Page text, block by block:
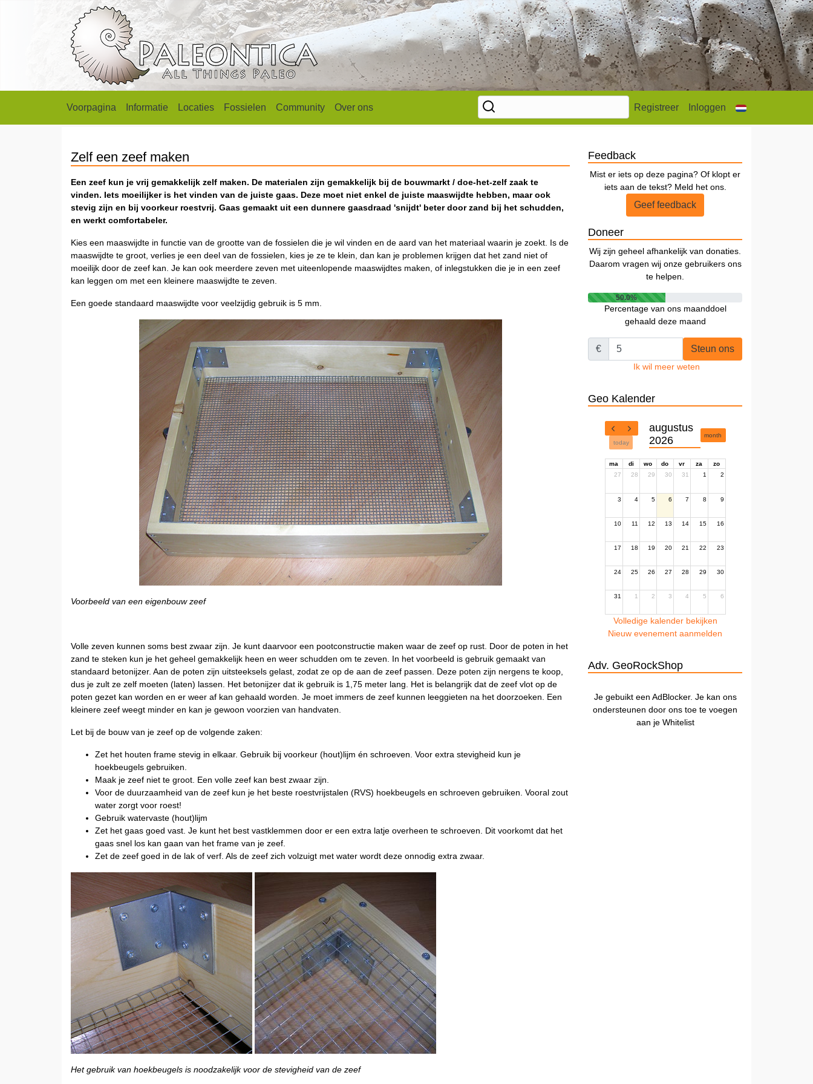
Voorpagina Informatie Locaties Fossielen Community Over ons Registreer Inloggen
Zelf een zeef maken
Een zeef kun je vrij gemakkelijk zelf maken. De materialen zijn gemakkelijk bij de bouwmarkt / doe-het-zelf zaak te
vinden. Iets moeilijker is het vinden van de juiste gaas. Deze moet niet enkel de juiste maaswijdte hebben, maar ook
stevig zijn en bij voorkeur roestvrij. Gaas gemaakt uit een dunnere gaasdraad 'snijdt' beter door zand bij het schudden,
en werkt comfortabeler.
Kies een maaswijdte in functie van de grootte van de fossielen die je wil vinden en de aard van het materiaal waarin je zoekt. Is de
maaswijdte te groot, verlies je een deel van de fossielen, kies je ze te klein, dan kan je problemen krijgen dat het zand niet of
moeilijk door de zeef kan. Je kan ook meerdere zeven met uiteenlopende maaswijdtes maken, of inlegstukken die je in een zeef
kan leggen om met een kleinere maaswijdte te zeven.
Een goede standaard maaswijdte voor veelzijdig gebruik is 5 mm.
Voorbeeld van een eigenbouw zeef
Volle zeven kunnen soms best zwaar zijn. Je kunt daarvoor een pootconstructie maken waar de zeef op rust. Door de poten in het
zand te steken kun je het geheel gemakkelijk heen en weer schudden om te zeven. In het voorbeeld is gebruik gemaakt van
standaard betonijzer. Aan de poten zijn uitsteeksels gelast, zodat ze op de aan de zeef passen. Deze poten zijn nergens te koop,
dus je zult ze zelf moeten (laten) lassen. Het betonijzer dat ik gebruik is 1,75 meter lang. Het is belangrijk dat de zeef vlot op de
poten gezet kan worden en er weer af kan gehaald worden. Je moet immers de zeef kunnen leeggieten na het doorzoeken. Een
kleinere zeef weegt minder en kan je gewoon voorzien van handvaten.
Let bij de bouw van je zeef op de volgende zaken:
Zet het houten frame stevig in elkaar. Gebruik bij voorkeur (hout)lijm én schroeven. Voor extra stevigheid kun je
hoekbeugels gebruiken.
Maak je zeef niet te groot. Een volle zeef kan best zwaar zijn.
Voor de duurzaamheid van de zeef kun je het beste roestvrijstalen (RVS) hoekbeugels en schroeven gebruiken. Vooral zout
water zorgt voor roest!
Gebruik watervaste (hout)lijm
Zet het gaas goed vast. Je kunt het best vastklemmen door er een extra latje overheen te schroeven. Dit voorkomt dat het
gaas snel los kan gaan van het frame van je zeef.
Zet de zeef goed in de lak of verf. Als de zeef zich volzuigt met water wordt deze onnodig extra zwaar.
Het gebruik van hoekbeugels is noodzakelijk voor de stevigheid van de zeef
Feedback
Mist er iets op deze pagina? Of klopt er
iets aan de tekst? Meld het ons.
Geef feedback
Doneer
Wij zijn geheel afhankelijk van donaties.
Daarom vragen wij onze gebruikers ons
te helpen.
50.0%
Percentage van ons maanddoel
gehaald deze maand
€ Steun ons
Ik wil meer weten
Geo Kalender
today
augustus
2026
month
ma di wo do vr za
zo
27
28 29 30 31 1 2
3 4 5 6 7 8 9
10 11 12 13 14 15 16
17 18 19 20 21 22 23
24 25 26 27 28 29 30
31 1 2 3 4 5 6
Volledige kalender bekijken
Nieuw evenement aanmelden
Adv. GeoRockShop
Je gebuikt een AdBlocker. Je kan ons
ondersteunen door ons toe te voegen
aan je Whitelist